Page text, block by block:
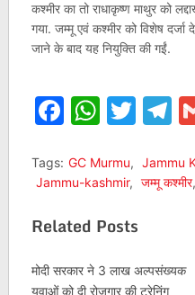
कश्मीर का तो राधाकृष्ण माथुर को
गया. जम्मू एवं कश्मीर को विशेष
जाने के बाद यह नियुक्ति की गईं.
Tags: GC Murmu, Jammu
Jammu-kashmir, जम्मू कश्मीर,
Related Posts
मोदी सरकार ने 3 लाख अल्पसंख्यक
युवाओं को दी रोज़गार की ट्रेनिंग